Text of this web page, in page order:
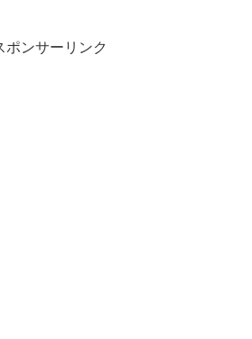
ポンサーリンク